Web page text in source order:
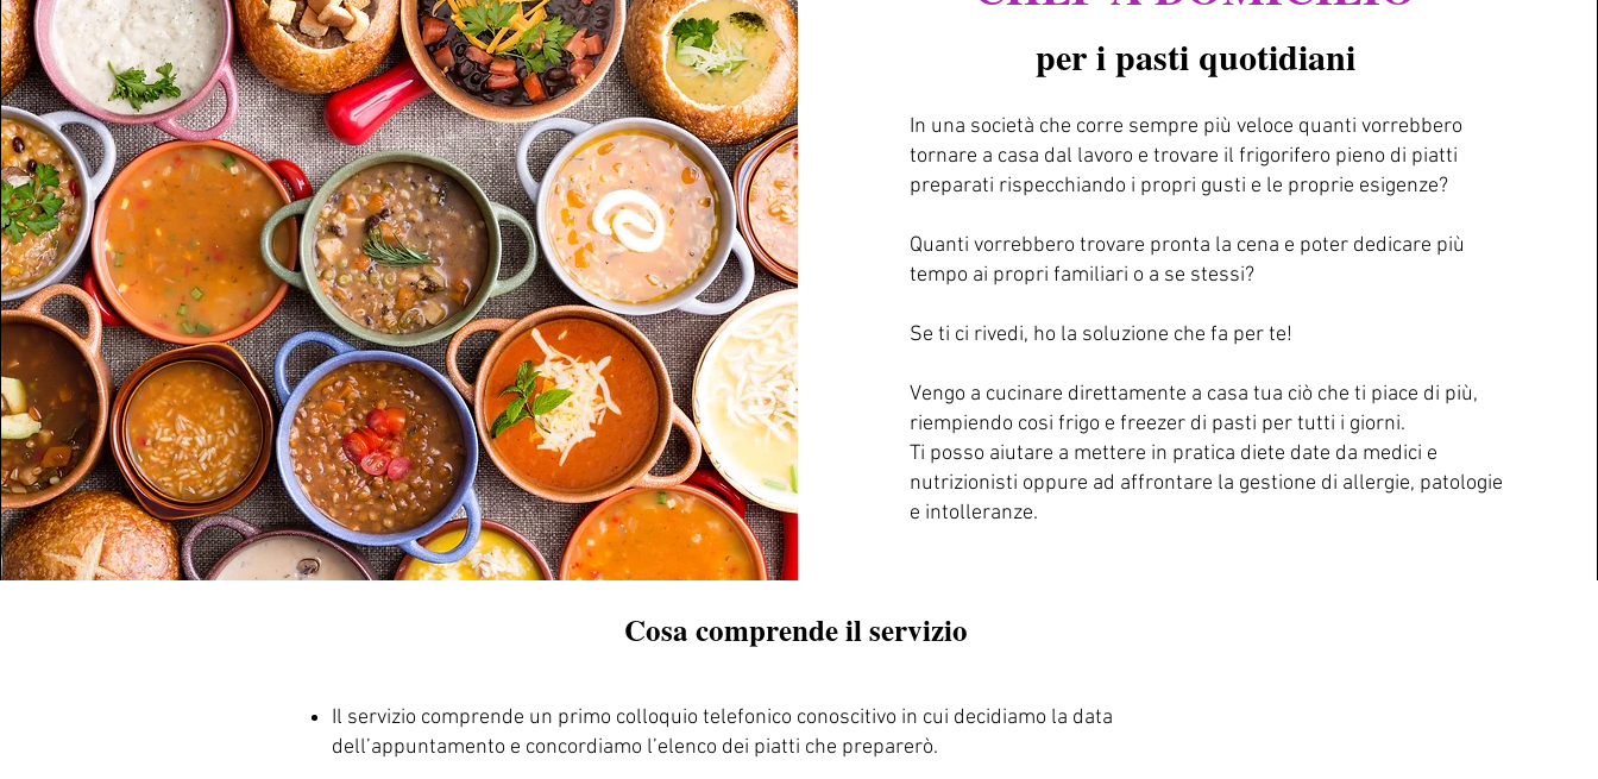
per i pasti quotidiani
In una società che corre sempre più veloce quanti vorrebbero
tornare a casa dal lavoro e trovare il frigorifero pieno di piatti
preparati rispecchiando i propri gusti e le proprie esigenze?
Quanti vorrebbero trovare pronta la cena e poter dedicare più
tempo ai propri familiari o a se stessi?
Se ti ci rivedi, ho la soluzione che fa per te!
Vengo a cucinare direttamente a casa tua ciò che ti piace di più,
riempiendo cosi frigo e freezer di pasti per tutti i giorni.
Ti posso aiutare a mettere in pratica diete date da medici e
nutrizionisti oppure ad affrontare la gestione di allergie, patologie
e intolleranze.
Cosa comprende il servizio
Il servizio comprende un primo colloquio telefonico conoscitivo in cui decidiamo la data
dell’appuntamento e concordiamo l’elenco dei piatti che preparerò.​